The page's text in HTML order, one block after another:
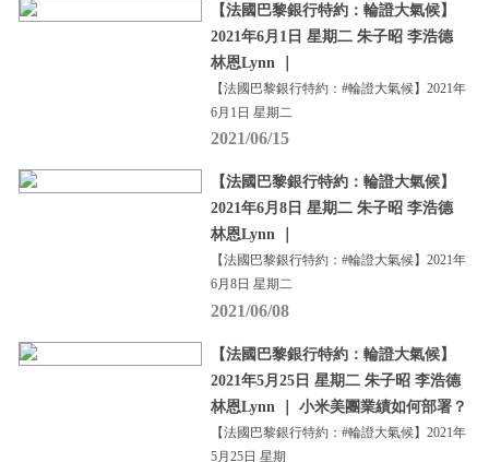
【法國巴黎銀行特約：輪證大氣候】
2021年6月1日 星期二 朱子昭 李浩德
林恩Lynn ｜
【法國巴黎銀行特約：#輪證大氣候】2021年
6月1日 星期二
2021/06/15
【法國巴黎銀行特約：輪證大氣候】
2021年6月8日 星期二 朱子昭 李浩德
林恩Lynn ｜
【法國巴黎銀行特約：#輪證大氣候】2021年
6月8日 星期二
2021/06/08
【法國巴黎銀行特約：輪證大氣候】
2021年5月25日 星期二 朱子昭 李浩德
林恩Lynn ｜ 小米美團業績如何部署？
【法國巴黎銀行特約：#輪證大氣候】2021年
5月25日 星期